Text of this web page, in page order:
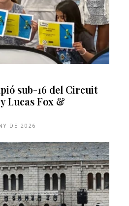
sub-16 del Circuit
Lucas Fox &
DE 2026